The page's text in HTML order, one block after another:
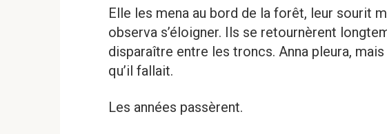
Elle les mena au bord de la forêt, leur sourit
observa s’éloigner. Ils se retournèrent
disparaître entre les troncs. Anna pleura,
qu’il fallait.
Les années passèrent.